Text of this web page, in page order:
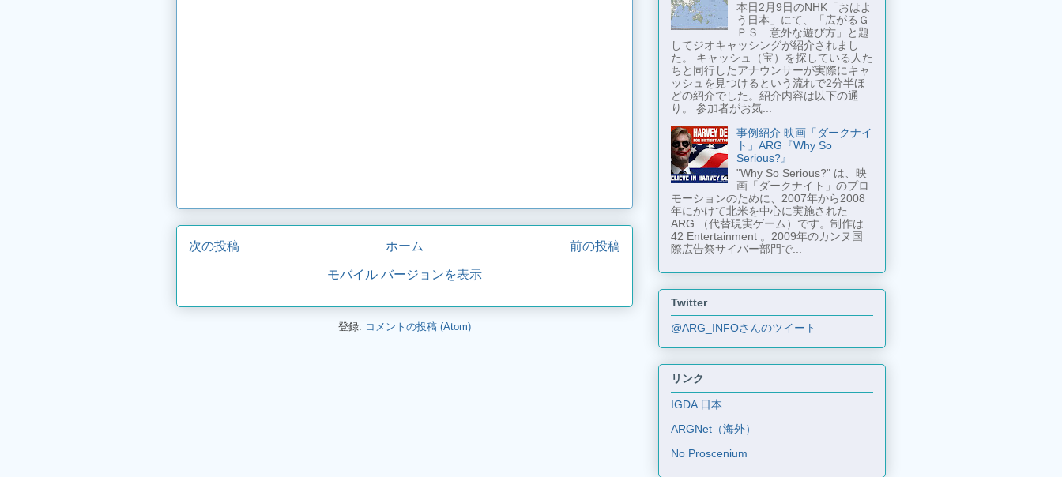
次の投稿 前の投稿
ホーム
モバイル バージョンを表示
登録: コメントの投稿 (Atom)
本日2月9日のNHK「おはよ
う日本」にて、「広がるＧ
ＰＳ 意外な遊び方」と題
してジオキャッシングが紹介されまし
た。 キャッシュ（宝）を探している人た
ちと同行したアナウンサーが実際にキャ
ッシュを見つけるという流れで2分半ほ
どの紹介でした。紹介内容は以下の通
り。 参加者がお気...
事例紹介 映画「ダークナイ
ト」ARG『Why So
Serious?』
"Why So Serious?" は、映
画「ダークナイト」のプロ
モーションのために、2007年から2008
年にかけて北米を中心に実施された
ARG （代替現実ゲーム）です。制作は
42 Entertainment 。2009年のカンヌ国
際広告祭サイバー部門で...
Twitter
@ARG_INFOさんのツイート
リンク
IGDA 日本
ARGNet（海外）
No Proscenium